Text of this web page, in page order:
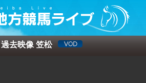
過去映像 笠松